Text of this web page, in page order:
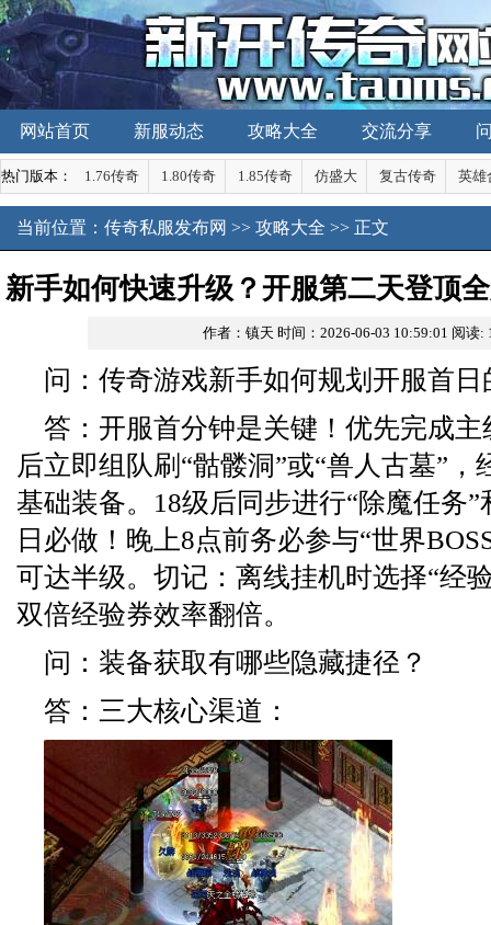
网站首页 新服动态 攻略大全 交流分享
热门版本： 1.76传奇 1.80传奇 1.85传奇 仿盛大 复古传奇 英雄
当前位置： 传奇私服发布网 >> 攻略大全 >> 正文
新手如何快速升级？开服第二天登顶
么？
作者：镇天 时间：2026-06-03 10:59:01 阅读:
问：传奇游戏新手如何规划开服首
答：开服首分钟是关键！优先完成
后立即组队刷“骷髅洞”或“兽人古墓”
基础装备。18级后同步进行“除魔任务”
日必做！晚上8点前务必参与“世界
可达半级。切记：离线挂机时选择“经
双倍经验券效率翻倍。
问：装备获取有哪些隐藏捷径？
答：三大核心渠道：